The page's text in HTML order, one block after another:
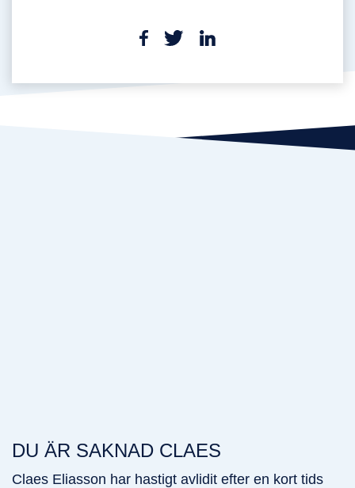
DU ÄR SAKNAD CLAES
Claes Eliasson har hastigt avlidit efter en kort tids